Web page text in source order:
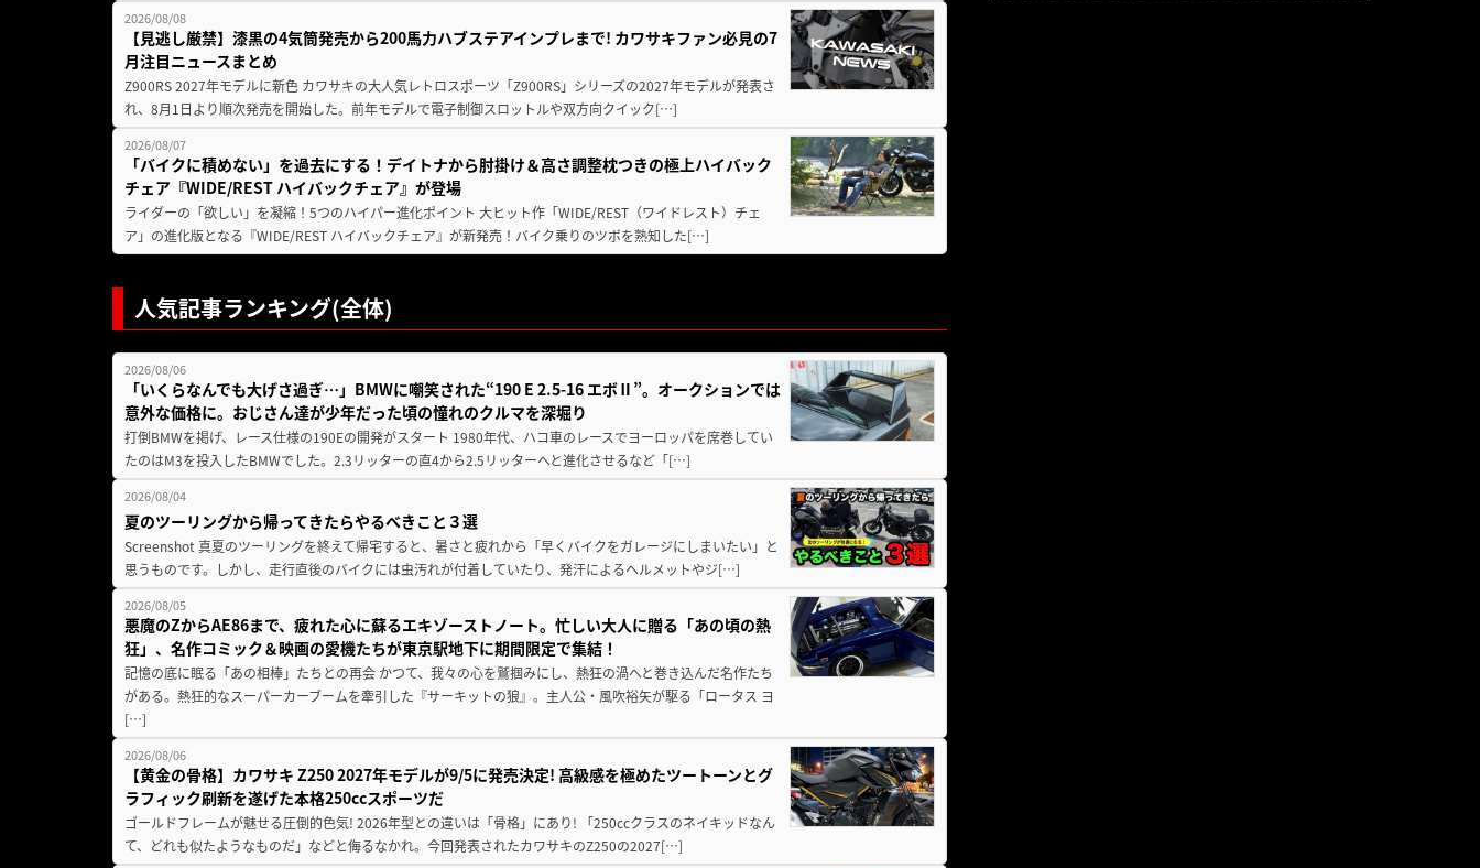
2026/08/08
【見逃し厳禁】漆黒の4気筒発売から200馬力ハブステアインプレまで! カワサキファン必見の7
月注目ニュースまとめ
Z900RS 2027年モデルに新色 カワサキの大人気レトロスポーツ「Z900RS」シリーズの2027年モデルが発表さ
れ、8月1日より順次発売を開始した。前年モデルで電子制御スロットルや双方向クイック[…]
2026/08/07
「バイクに積めない」を過去にする！デイトナから肘掛け＆高さ調整枕つきの極上ハイバック
チェア『WIDE/REST ハイバックチェア』が登場
ライダーの「欲しい」を凝縮！5つのハイパー進化ポイント 大ヒット作「WIDE/REST（ワイドレスト）チェ
ア」の進化版となる『WIDE/REST ハイバックチェア』が新発売！バイク乗りのツボを熟知した[…]
人気記事ランキング(全体)
2026/08/06
「いくらなんでも大げさ過ぎ…」BMWに嘲笑された“190 E 2.5-16 エボⅡ”。オークションでは
意外な価格に。おじさん達が少年だった頃の憧れのクルマを深堀り
打倒BMWを掲げ、レース仕様の190Eの開発がスタート 1980年代、ハコ車のレースでヨーロッパを席巻してい
たのはM3を投入したBMWでした。2.3リッターの直4から2.5リッターへと進化させるなど「[…]
2026/08/04
夏のツーリングから帰ってきたらやるべきこと３選
Screenshot 真夏のツーリングを終えて帰宅すると、暑さと疲れから「早くバイクをガレージにしまいたい」と
思うものです。しかし、走行直後のバイクには虫汚れが付着していたり、発汗によるヘルメットやジ[…]
2026/08/05
悪魔のZからAE86まで、疲れた心に蘇るエキゾーストノート。忙しい大人に贈る「あの頃の熱
狂」、名作コミック＆映画の愛機たちが東京駅地下に期間限定で集結！
記憶の底に眠る「あの相棒」たちとの再会 かつて、我々の心を鷲掴みにし、熱狂の渦へと巻き込んだ名作たち
がある。熱狂的なスーパーカーブームを牽引した『サーキットの狼』。主人公・風吹裕矢が駆る「ロータス ヨ
[…]
2026/08/06
【黄金の骨格】カワサキ Z250 2027年モデルが9/5に発売決定! 高級感を極めたツートーンとグ
ラフィック刷新を遂げた本格250ccスポーツだ
ゴールドフレームが魅せる圧倒的色気! 2026年型との違いは「骨格」にあり! 「250ccクラスのネイキッドなん
て、どれも似たようなものだ」などと侮るなかれ。今回発表されたカワサキのZ250の2027[…]